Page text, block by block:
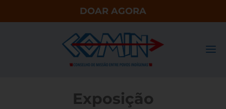
DOAR AGORA
Exposição